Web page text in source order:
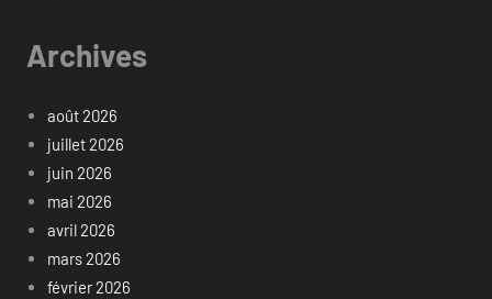
Archives
août 2026
juillet 2026
juin 2026
mai 2026
avril 2026
mars 2026
février 2026